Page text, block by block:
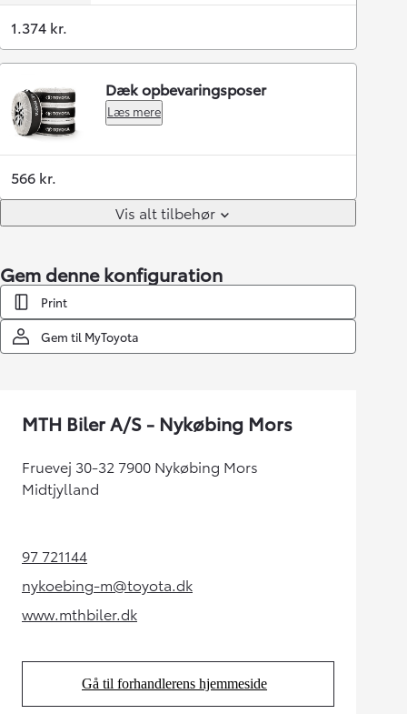
1.374 kr.
Dæk opbevaringsposer
Læs mere
566 kr.
Vis alt tilbehør
Gem denne konfiguration
Print
Gem til MyToyota
MTH Biler A/S - Nykøbing Mors
Fruevej 30-32 7900 Nykøbing Mors
Midtjylland
97 721144(Opens in new tab)
nykoebing-m@toyota.dk
(Opens in new tab)
www.mthbiler.dk(Opens in new tab)
Gå til forhandlerens hjemmeside
(Opens in new tab)